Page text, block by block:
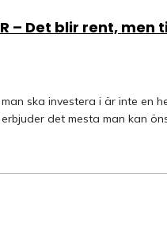
– Det blir rent, men
ska investera i är inte en
det mesta man kan